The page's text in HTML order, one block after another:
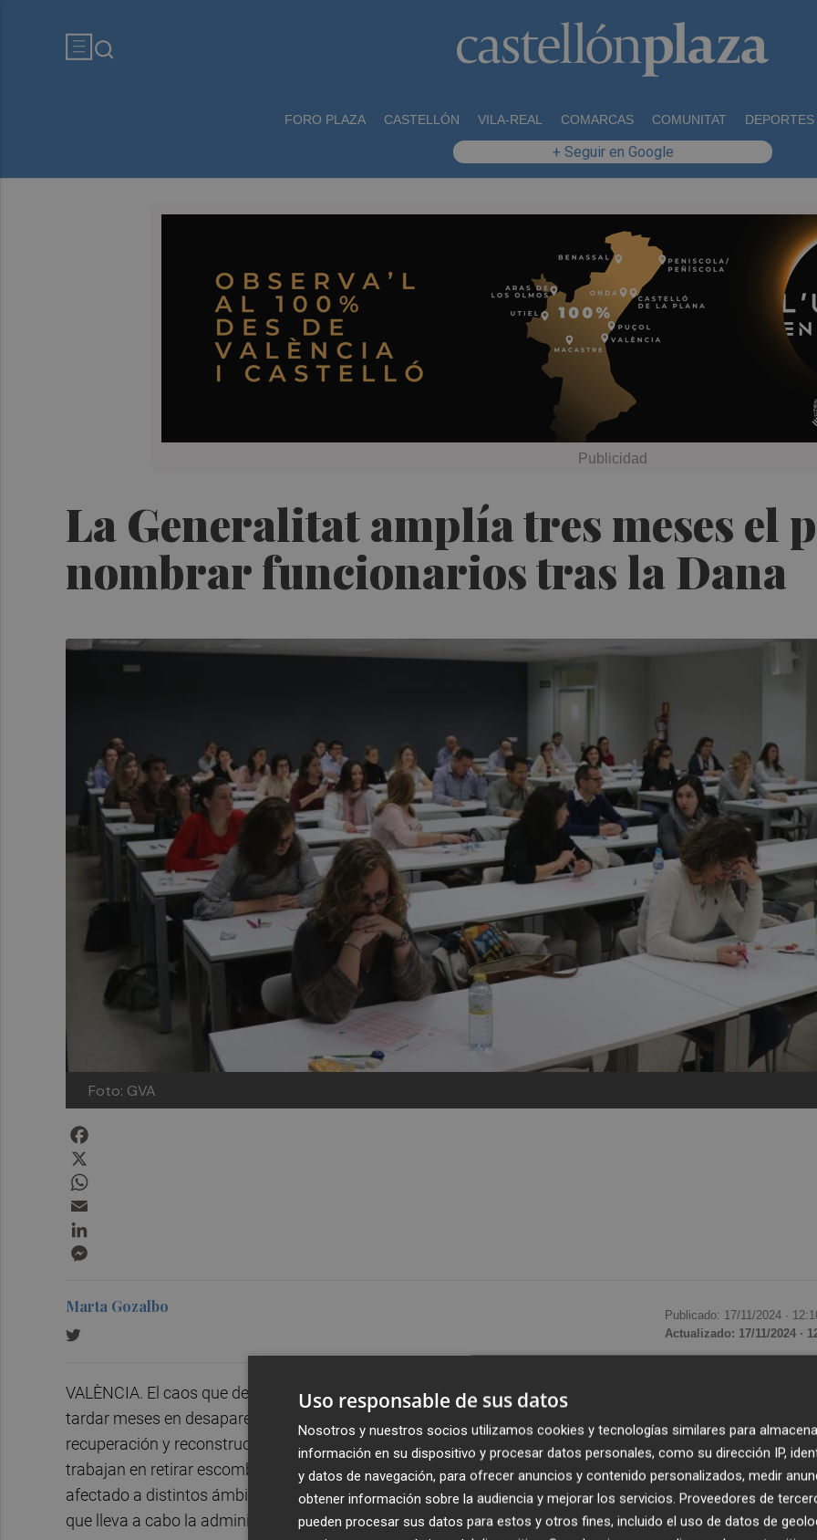
FORO PLAZA CASTELLÓN VILA-REAL COMARCAS COMUNITAT DEPORTES
+ Seguir en Google
La Generalitat amplía tres meses el
nombrar funcionarios tras la Dana
Foto: GVA
Marta Gozalbo Publicado: 17/11/2024 ·
Actualizado: 17/11/2024 ·
VALÈNCIA. El caos que dejó la Dana el pasado 29 de octubre a su paso por la provincia de Valencia va a
tardar meses en desaparecer. Si bien poco a poco los municipios más afectados avanzan en su
recuperación y reconstrucción, lo cierto es que todavía hoy los servicios de emergencias, la UME y el
trabajan en retirar escombros, chatarra, vehículos y lodo de las calles para evitar su colapso. La tragedia
afectado a distintos ámbitos -industria, agricultura, comercios...- e, incluso, en cualquier mero
que lleva a cabo la administración.
Uso responsable de sus datos
Nosotros y nuestros socios utilizamos cookies y tecnologías similares para
información en su dispositivo y procesar datos personales, como su dirección IP,
y datos de navegación, para ofrecer anuncios y contenido personalizados, medir
obtener información sobre la audiencia y mejorar los servicios. Proveedores de
pueden procesar sus datos para estos y otros fines, incluido el uso de datos de